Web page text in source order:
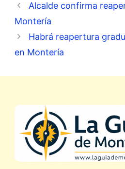
Alcalde confirma
Montería
Habrá reapertura
en Montería